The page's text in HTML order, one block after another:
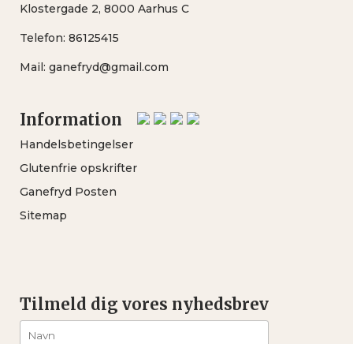
Klostergade 2, 8000 Aarhus C
Telefon: 86125415
Mail: ganefryd@gmail.com
Information
Handelsbetingelser
Glutenfrie opskrifter
Ganefryd Posten
Sitemap
Tilmeld dig vores nyhedsbrev